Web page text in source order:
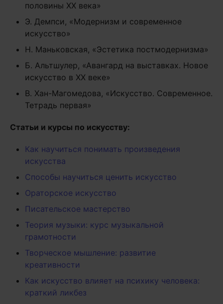
половины XX века»
Э. Демпси, «Модернизм и современное
искусство»
Н. Маньковская, «Эстетика постмодернизма»
Б. Альтшулер, «Авангард на выставках. Новое
искусство в ХХ веке»
В. Хан-Магомедова, «Искусство. Современное.
Тетрадь первая»
Статьи и курсы по искусству:
Как научиться понимать произведения
искусства
Способы научиться ценить искусство
Ораторское искусство
Писательское мастерство
Теория музыки: курс музыкальной
грамотности
Творческое мышление: развитие
креативности
Как искусство влияет на психику человека:
краткий ликбез